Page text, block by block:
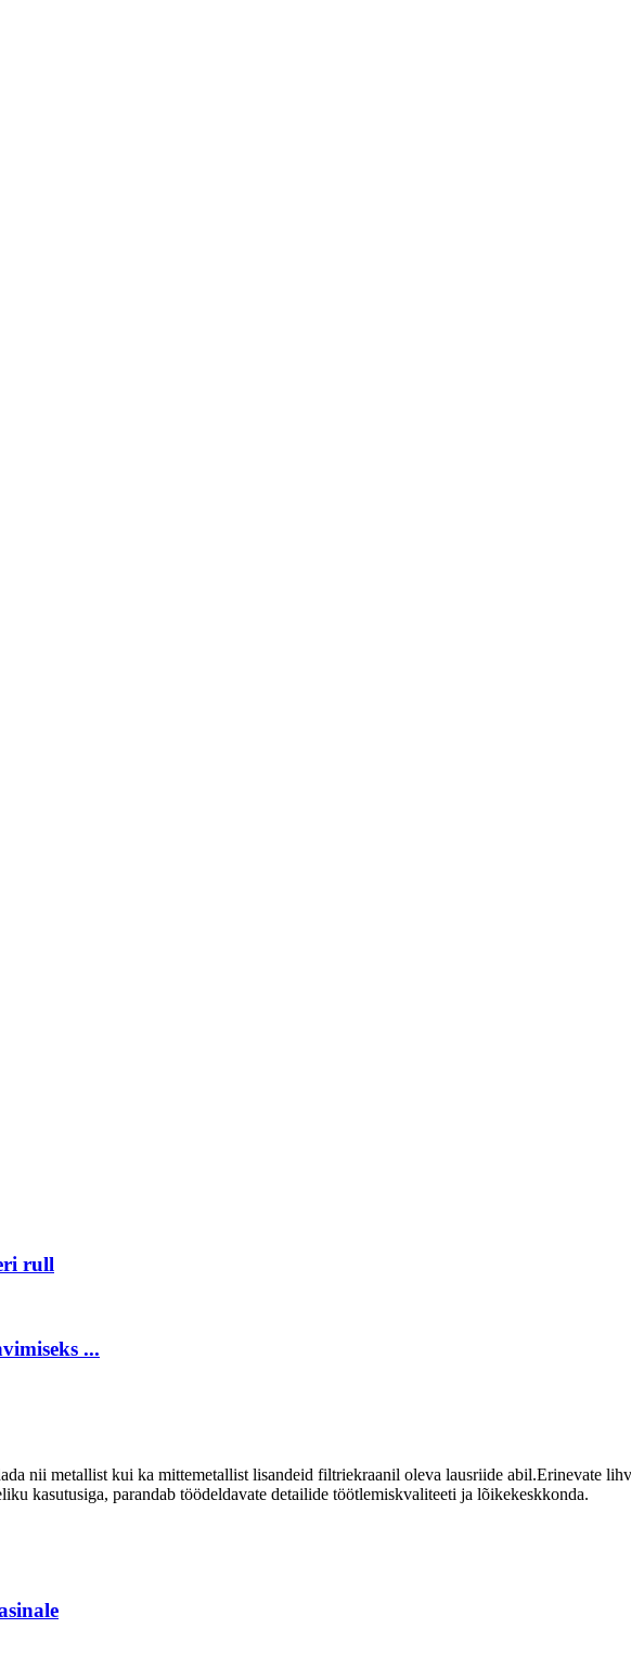
rull
...
nii metallist kui ka mittemetallist lisandeid filtriekraanil oleva lausriide abil.Erinevate
kasutusiga, parandab töödeldavate detailide töötlemiskvaliteeti ja lõikekeskkonda.